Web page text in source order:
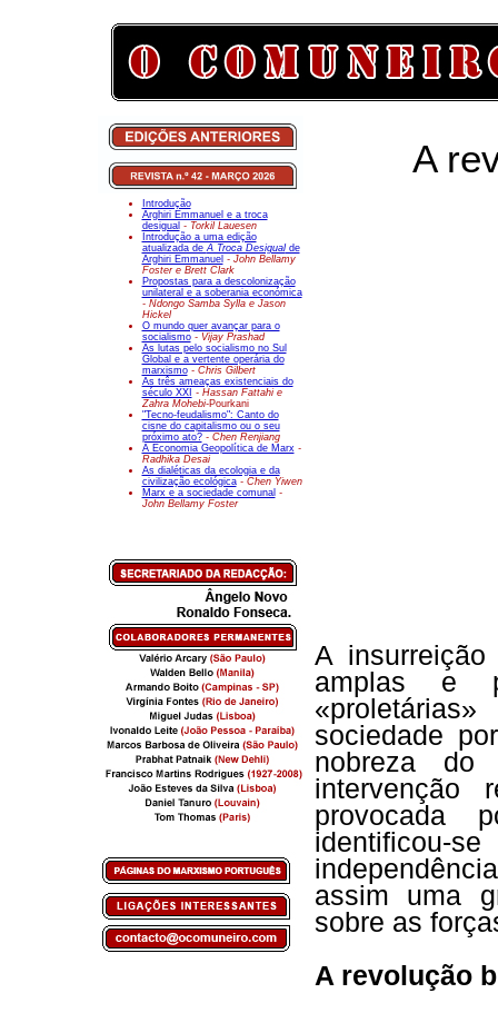
Introdução
Arghiri Emmanuel e a troca
desigual - Torkil Lauesen
Introdução a uma edição
atualizada deA Troca Desigualde
Arghiri Emmanuel - John Bellamy
Foster e Brett Clark
Propostas para a descolonização
unilateral e a soberania económica
- Ndongo Samba Sylla e Jason
Hickel
O mundo quer avançar para o
socialismo- Vijay Prashad
As lutas pelo socialismo no Sul
Global e a vertente operária do
marxismo- Chris Gilbert
As três ameaças existenciais do
século XXI - Hassan Fattahi e
Zahra Mohebi-Pourkani
"Tecno-feudalismo": Canto do
cisne do capitalismo ou o seu
próximo ato? - Chen Renjiang
A Economia Geopolítica de Marx-
Radhika Desai
As dialéticas da ecologia e da
civilização ecológica - Chen Yiwen
Marx e a sociedade comunal -
John Bellamy Foster
A
A
amplas e
sociedade
nobreza
intervenção
provocada
assim uma
sobre as
A revolução